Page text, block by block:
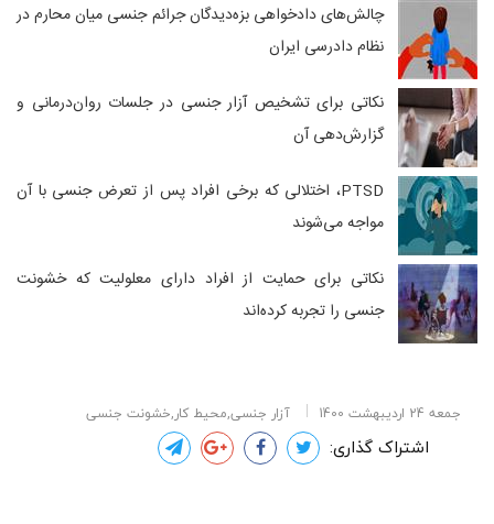
چالش‌های دادخواهی بزه‌دیدگان جرائم جنسی میان محارم در
نظام دادرسی ایران
نکاتی برای تشخیص آزار جنسی در جلسات روان‌درمانی و
گزارش‌دهی آن
PTSD، اختلالی که برخی افراد پس از تعرض جنسی با آن
مواجه می‌شوند
نکاتی برای حمایت از افراد دارای معلولیت که خشونت
جنسی را تجربه کرده‌اند
جمعه 24 اردیبهشت 1400 آزار جنسی,محیط کار,خشونت جنسی
اشتراک گذاری: